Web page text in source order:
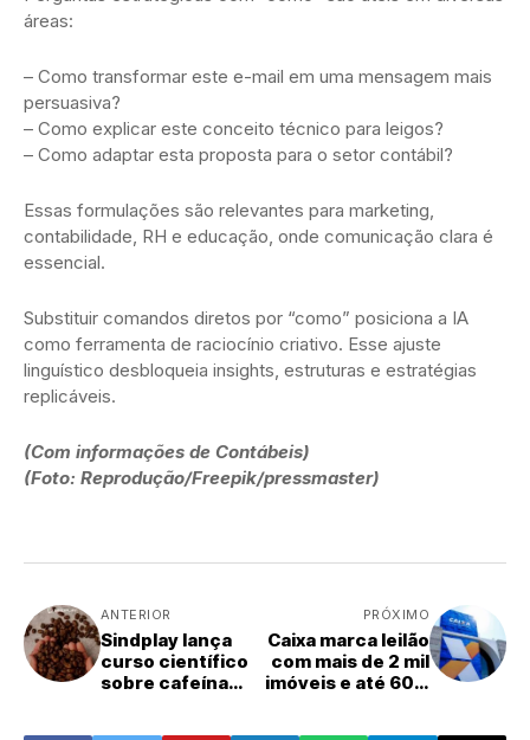
áreas:
– Como transformar este e-mail em uma mensagem mais
persuasiva?
– Como explicar este conceito técnico para leigos?
– Como adaptar esta proposta para o setor contábil?
Essas formulações são relevantes para marketing,
contabilidade, RH e educação, onde comunicação clara é
essencial.
Substituir comandos diretos por “como” posiciona a IA
como ferramenta de raciocínio criativo. Esse ajuste
linguístico desbloqueia insights, estruturas e estratégias
replicáveis.
(Com informações de Contábeis)
(Foto: Reprodução/Freepik/pressmaster)
ANTERIOR
Sindplay lança
curso científico
sobre cafeína
PRÓXIMO
Caixa marca leilão
com mais de 2 mil
imóveis e até 60%